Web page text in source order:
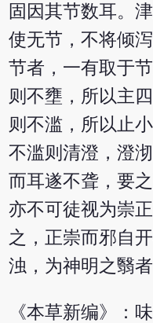
固因其节数耳。
使无节，不将倾
节者，一有取于
则不壅，所以主
则不滥，所以止
不滥则清澄，澄
而耳遂不聋，要
亦不可徒视为崇
之，正崇而邪自
浊，为神明之翳
《本草新编》：